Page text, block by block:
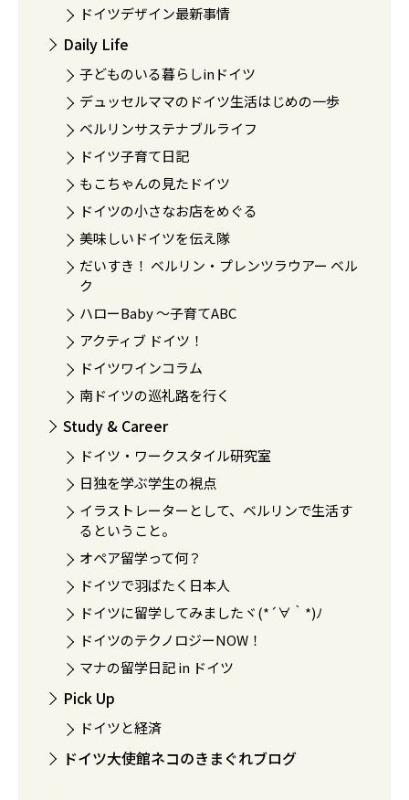
ドイツデザイン最新事情
Daily Life
子どものいる暮らしinドイツ
デュッセルママのドイツ生活はじめの一歩
ベルリンサステナブルライフ
ドイツ子育て日記
もこちゃんの見たドイツ
ドイツの小さなお店をめぐる
美味しいドイツを伝え隊
だいすき！ ベルリン・プレンツラウアー ベル
ク
ハローBaby 〜子育てABC
アクティブ ドイツ！
ドイツワインコラム
南ドイツの巡礼路を行く
Study & Career
ドイツ・ワークスタイル研究室
日独を学ぶ学生の視点
イラストレーターとして、ベルリンで生活す
るということ。
オペア留学って何？
ドイツで羽ばたく日本人
ドイツに留学してみましたヾ(*´∀｀*)ﾉ
ドイツのテクノロジーNOW！
マナの留学日記 in ドイツ
Pick Up
ドイツと経済
ドイツ大使館ネコのきまぐれブログ